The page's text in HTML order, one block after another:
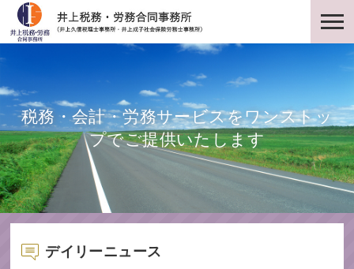
税務・会計・労務サービスをワンストッ
プでご提供いたします
デイリーニュース